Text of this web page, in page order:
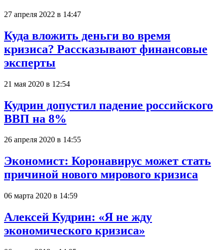
27 апреля 2022 в 14:47
Куда вложить деньги во время
кризиса? Рассказывают финансовые
эксперты
21 мая 2020 в 12:54
Кудрин допустил падение российского
ВВП на 8%
26 апреля 2020 в 14:55
Экономист: Коронавирус может стать
причиной нового мирового кризиса
06 марта 2020 в 14:59
Алексей Кудрин: «Я не жду
экономического кризиса»